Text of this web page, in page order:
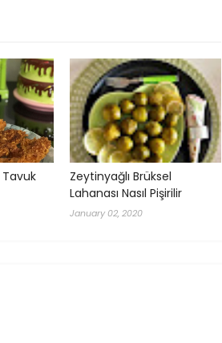
Zeytinyağlı Brüksel
Lahanası Nasıl Pişirilir
January 02, 2020